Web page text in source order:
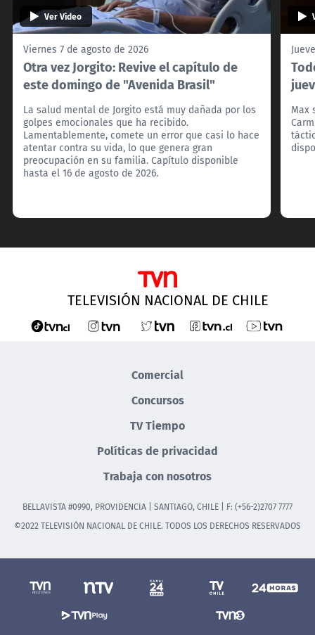
Ver Video
Viernes 7 de agosto de 2026
Otra vez Jorgito: Revive el capítulo de
este domingo de "Avenida Brasil"
La salud mental de Jorgito está muy dañada por los
golpes emocionales que ha recibido.
Lamentablemente, comete un error que casi lo hace
atentar contra su vida, lo que genera gran
preocupación en su familia. Capítulo disponible
hasta el 16 de agosto de 2026.
Max
TELEVISIÓN NACIONAL DE CHILE
Comercial
Concursos
TV Tiempo
Políticas de privacidad
Trabaja con nosotros
BELLAVISTA #0990, PROVIDENCIA | SANTIAGO, CHILE | F: (+56-2)2707 7777
©2022 TELEVISIÓN NACIONAL DE CHILE. TODOS LOS DERECHOS RESERVADOS